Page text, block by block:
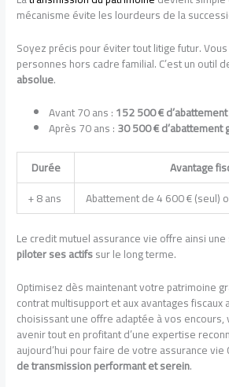
mécanisme évite les lourdeurs de la
Soyez précis pour éviter tout litige futur.
personnes hors cadre familial. C’est un outil
absolue.
Avant 70 ans :152 500 €
Après 70 ans :30 500 € d’abattement
Durée
Avantage
+ 8 ans
Abattement de 4 600 € (seul)
Le credit mutuel assurance vie offre ainsi une
piloter ses actifssur le long terme.
Optimisez dès maintenant votre patrimoine
contrat multisupport et aux avantages fiscaux
choisissant une offre adaptée à vos
avenir tout en profitant d’une expertise
aujourd’hui pour faire de votre assurance vie
de transmission performant et serein.